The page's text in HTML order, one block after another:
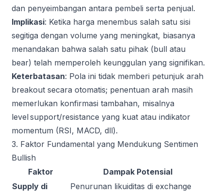
dan penyeimbangan antara pembeli serta penjual.
Implikasi: Ketika harga menembus salah satu sisi
segitiga dengan volume yang meningkat, biasanya
menandakan bahwa salah satu pihak (bull atau
bear) telah memperoleh keunggulan yang signifikan.
Keterbatasan: Pola ini tidak memberi petunjuk arah
breakout secara otomatis; penentuan arah masih
memerlukan konfirmasi tambahan, misalnya
level support/resistance yang kuat atau indikator
momentum (RSI, MACD, dll).
3. Faktor Fundamental yang Mendukung Sentimen
Bullish
Faktor
Dampak Potensial
Supply di
Penurunan likuiditas di exchange